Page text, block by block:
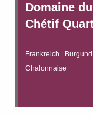
Domaine du
Chétif
Frankreich |
Chalonnaise